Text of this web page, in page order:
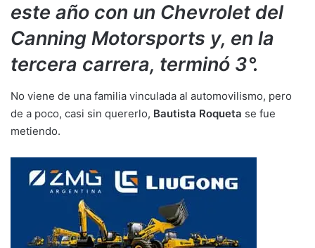
este año con un Chevrolet del
Canning Motorsports y, en la
tercera carrera, terminó 3°.
No viene de una familia vinculada al automovilismo, pero
de a poco, casi sin quererlo, Bautista Roqueta se fue
metiendo.